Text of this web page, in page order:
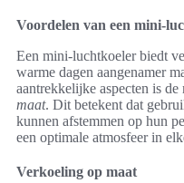
Voordelen van een mini-
Een mini-luchtkoeler biedt
warme dagen aangenamer
aantrekkelijke aspecten is
maat. Dit betekent dat
kunnen afstemmen op hun
een optimale atmosfeer in
Verkoeling op maat